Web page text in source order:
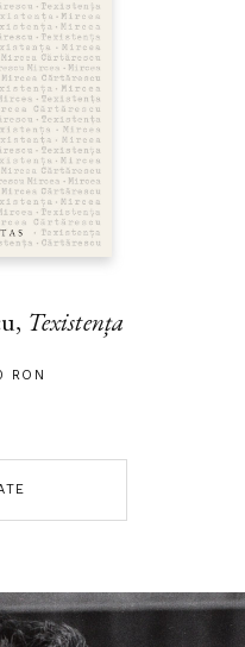
Texistența
RON